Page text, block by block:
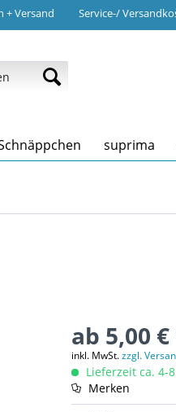
+ Versand Service-/
suprima
ab 5,00
inkl. MwSt.zzgl.
Lieferzeit ca. 4-
Merken